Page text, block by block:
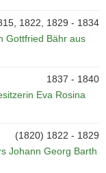
1822, 1829 - 1834
Gottfried Bähr aus
1837 - 1840
Eva Rosina
(1820) 1822 - 1829
Johann Georg Barth